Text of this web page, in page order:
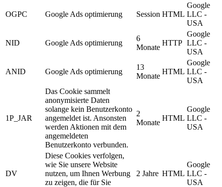
OGPC Google Ads optimierung Session HTML
Google
LLC -
USA
NID Google Ads optimierung
6
Monate
HTTP
Google
LLC -
USA
ANID Google Ads optimierung
13
Monate
HTML
Google
LLC -
USA
1P_JAR
Das Cookie sammelt
anonymisierte Daten
solange kein Benutzerkonto
angemeldet ist. Ansonsten
werden Aktionen mit dem
angemeldeten
Benutzerkonto verbunden.
2
Monate
HTML
Google
LLC -
USA
DV
Diese Cookies verfolgen,
wie Sie unsere Website
nutzen, um Ihnen Werbung
zu zeigen, die für Sie
2 Jahre HTML
Google
LLC -
USA